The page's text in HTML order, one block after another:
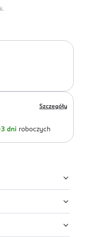
Szczegóły
dni roboczych
Light